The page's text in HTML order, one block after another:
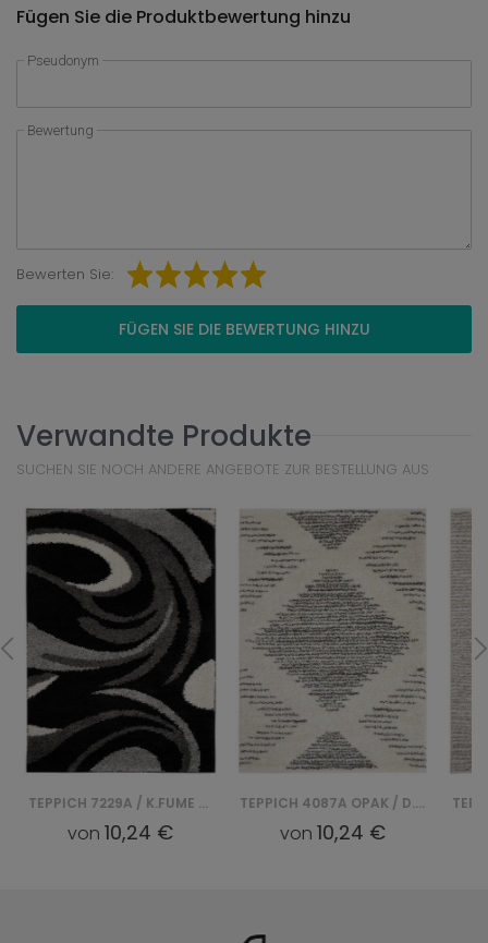
Fügen Sie die Produktbewertung hinzu
Pseudonym
Bewertung
Bewerten Sie:
FÜGEN SIE DIE BEWERTUNG HINZU
Verwandte Produkte
SUCHEN SIE NOCH ANDERE ANGEBOTE ZUR BESTELLUNG AUS
TEPPICH 7229A / K.FUME DELHI SFI - CZARNY
von10,24 €
TEPPICH 4087A OPAK / D.FUME DELHI SFE
von10,24 €